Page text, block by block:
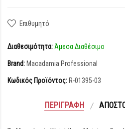
Επιθυμητό
Διαθεσιμότητα: Άμεσα Διαθέσιμο
Brand: Macadamia Professional
Κωδικός Προϊόντος: R-01395-03
ΠΕΡΙΓΡΑΦΉ